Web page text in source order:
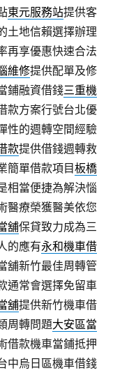
東元服務站提供客
土地信賴選擇辦理
再享優惠快速合法
維修提供配單及修
鋪融資借錢三重機
款方案行號台北優
性的週轉空間經驗
款提供借錢週轉救
簡單借款項目板橋
相當便捷為解決惱
醫療榮獲醫美依您
舖保貸致力成為三
的應有永和機車借
舖新竹最佳周轉管
通常會選擇免留車
舖提供新竹機車借
周轉問題大安區當
借款機車當鋪抵押
中烏日區機車借錢